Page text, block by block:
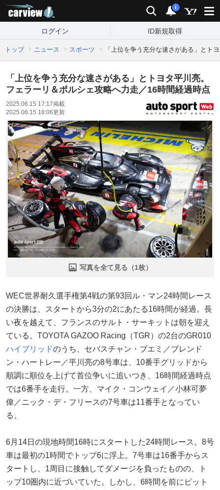
検索 通知
i
ログイン ID新規取得
トップ ニュース スポーツ 「上位を争う充分な速さがある」とト
「上位を争う充分な速さがある」とトヨタ平川亮。
フェラーリ＆ポルシェ攻略へ力走／16時間経過時点
2025.06.15 17:17掲載
2025.06.15 18:06更新
写真を全て見る（1枚）
WEC世界耐久選手権第4戦の第93回ル・マン24時間レース
の決勝は、スタートから3分の2にあたる16時間が経過。長
い夜を越えて、フランスのサルト・サーキットは朝を迎え
ている。TOYOTA GAZOO Racing（TGR）の2台のGR010
ハイブリッドのうち、セバスチャン・ブエミ／ブレンド
ン・ハートレー／平川亮の8号車は、10番手グリッドから
順調に順位を上げて首位争いに追いつき、16時間経過時点
では6番手を走行。一方、マイク・コンウェイ／小林可夢
偉／ニック・デ・フリースの7号車は11番手となってい
る。
6月14日の現地時間16時にスタートした24時間レース。8号
車は最初の1時間でトップ6に浮上。7号車は16番手からス
タートし、1周目に接触してダメージを負ったものの、ト
ップ10圏内に近づいていた。しかし、6時間を前にピット